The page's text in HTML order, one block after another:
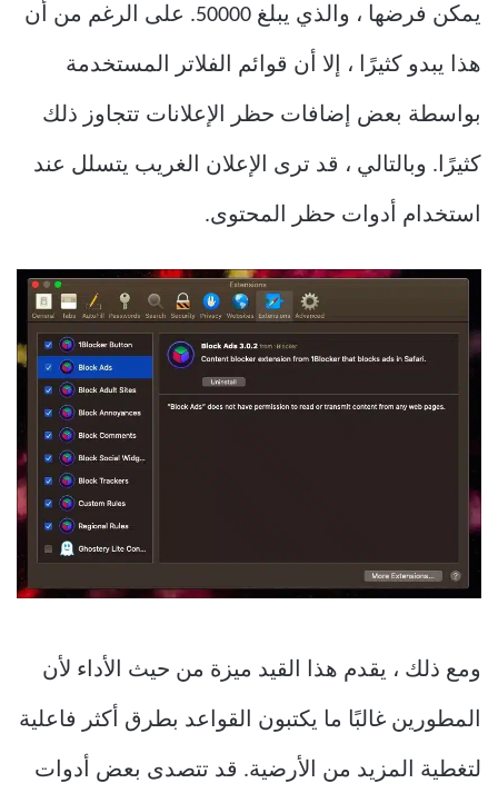
يمكن فرضها ، والذي يبلغ 50000. على الرغم من أن
هذا يبدو كثيرًا ، إلا أن قوائم الفلاتر المستخدمة
بواسطة بعض إضافات حظر الإعلانات تتجاوز ذلك
كثيرًا. وبالتالي ، قد ترى الإعلان الغريب يتسلل عند
استخدام أدوات حظر المحتوى.
ومع ذلك ، يقدم هذا القيد ميزة من حيث الأداء لأن
المطورين غالبًا ما يكتبون القواعد بطرق أكثر فاعلية
لتغطية المزيد من الأرضية. قد تتصدى بعض أدوات